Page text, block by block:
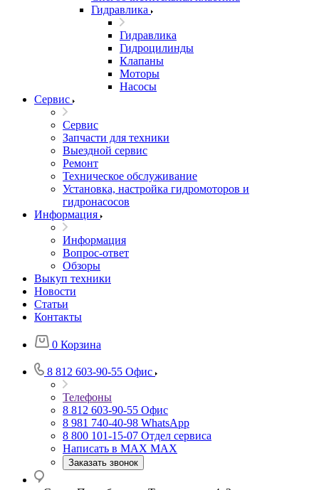
Гидравлика
Гидравлика
Гидроцилинды
Клапаны
Моторы
Насосы
Сервис
Сервис
Запчасти для техники
Выездной сервис
Ремонт
Техническое обслуживание
Установка, настройка гидромоторов и
гидронасосов
Информация
Информация
Вопрос-ответ
Обзоры
Выкуп техники
Новости
Статьи
Контакты
0 Корзина
8 812 603-90-55 Офис
Телефоны
8 812 603-90-55 Офис
8 981 740-40-98 WhatsApp
8 800 101-15-07 Отдел сервиса
Написать в MAX MAX
Заказать звонок